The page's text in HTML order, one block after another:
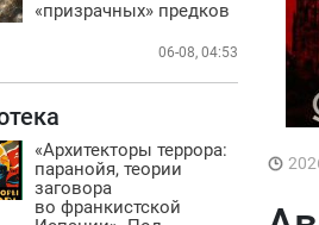
«призрачных» предков
06-08, 04:53
«Архитекторы террора:
паранойя, теории
заговора
во франкистской